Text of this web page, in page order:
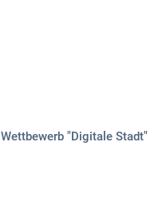
Wettbewerb "Digitale Stadt"